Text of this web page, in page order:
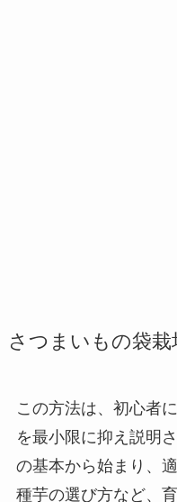
さつまいもの袋
この方法は、初心者
を最小限に抑え説明
の基本から始まり、
種芋の選び方など、